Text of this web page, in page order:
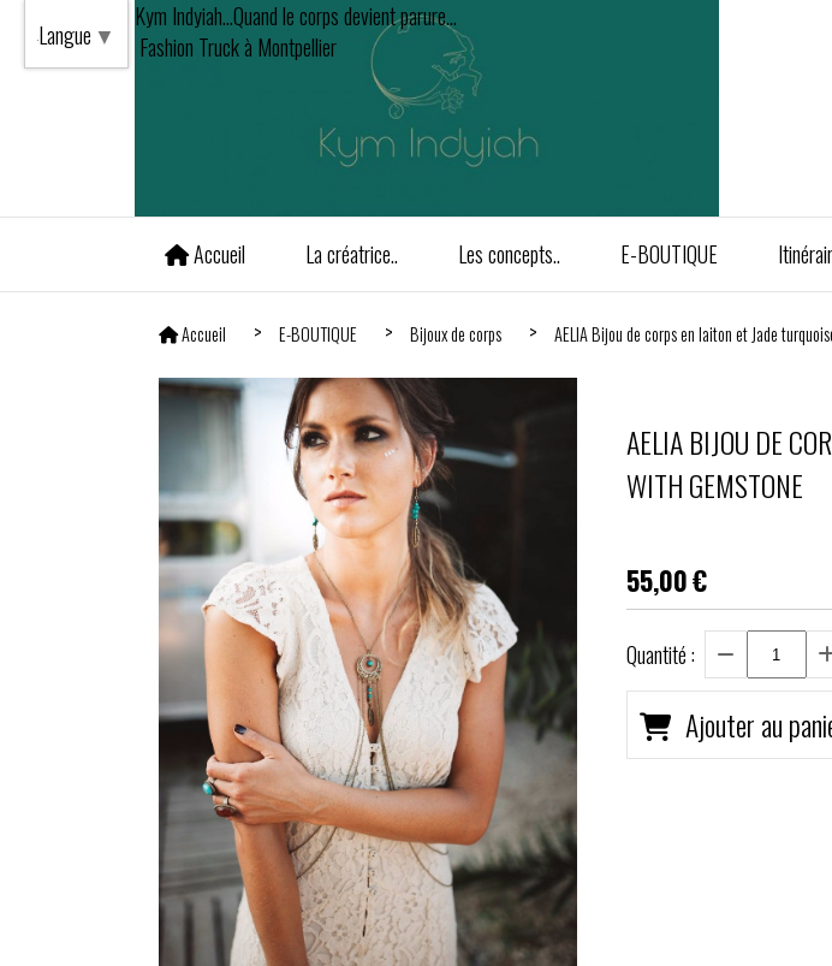
Kym Indyiah...Quand le corps devient parure...
Fashion Truck à Montpellier
Accueil La créatrice.. Les concepts.. E-BOUTIQUE
Accueil E-BOUTIQUE Bijoux de corps AELIA Bijou de corps en laiton et Jade
AELIA BIJOU DE
WITH GEMSTONE
55,00€
Quantité :
Ajouter au
Langue ▼